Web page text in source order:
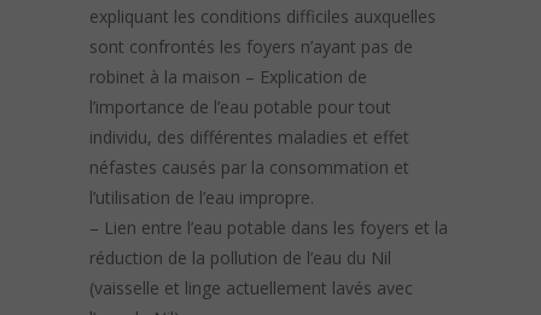
expliquant les conditions difficiles auxquelles
sont confrontés les foyers n’ayant pas de
robinet à la maison – Explication de
l’importance de l’eau potable pour tout
individu, des différentes maladies et effet
néfastes causés par la consommation et
l’utilisation de l’eau impropre.
– Lien entre l’eau potable dans les foyers et la
réduction de la pollution de l’eau du Nil
(vaisselle et linge actuellement lavés avec